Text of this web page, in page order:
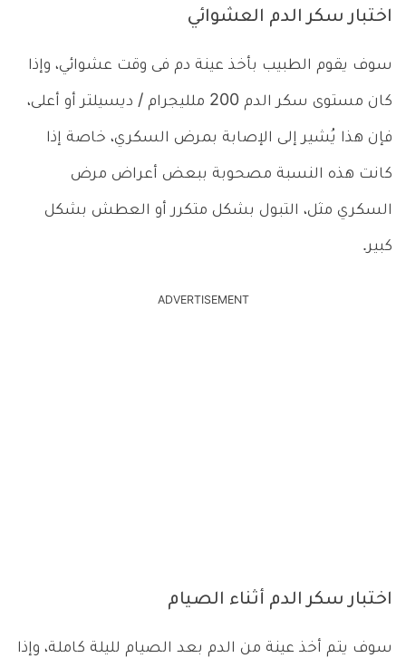
اختبار سكر الدم العشوائي
سوف يقوم الطبيب بأخذ عينة دم فى وقت عشوائي، وإذا
كان مستوى سكر الدم 200 ملليجرام / ديسيلتر أو أعلى،
فإن هذا يُشير إلى الإصابة بمرض السكري، خاصة إذا
كانت هذه النسبة مصحوبة ببعض أعراض مرض
السكري مثل، التبول بشكل متكرر أو العطش بشكل
كبير.
ADVERTISEMENT
اختبار سكر الدم أثناء الصيام
سوف يتم أخذ عينة من الدم بعد الصيام لليلة كاملة، وإذا